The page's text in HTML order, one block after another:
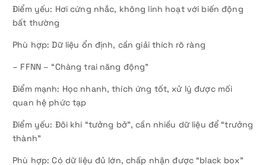
Điểm yếu: Hơi cứng nhắc, không linh hoạt với biến động
bất thường
Phù hợp: Dữ liệu ổn định, cần giải thích rõ ràng
– FFNN – “Chàng trai năng động”
Điểm mạnh: Học nhanh, thích ứng tốt, xử lý được mối
quan hệ phức tạp
Điểm yếu: Đôi khi “tưởng bở”, cần nhiều dữ liệu để “trưởng
thành”
Phù hợp: Có dữ liệu đủ lớn, chấp nhận được “black box”